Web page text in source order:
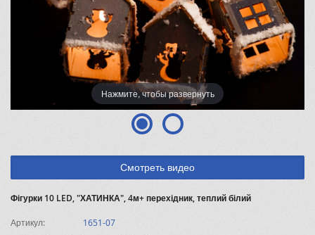
Нажмите, чтобы развернуть
Смотреть видео
Фігурки 10 LED, "ХАТИНКА", 4м+ перехідник, теплий білий
Артикул: 1651-07